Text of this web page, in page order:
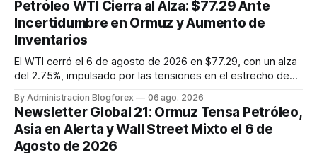
Composite cayó un 0.8% a 26,363.44, afectado por la
debilidad de las a...
Petróleo WTI Cierra al Alza: $77.29 Ante
Incertidumbre en Ormuz y Aumento de
Inventarios
El WTI cerró el 6 de agosto de 2026 en $77.29, con un alza
del 2.75%, impulsado por las tensiones en el estrecho de
de crudo de EE. UU.
By Administracion Blogforex 06 ago. 2026
Newsletter Global 21: Ormuz Tensa Petróleo,
Asia en Alerta y Wall Street Mixto el 6 de
Agosto de 2026